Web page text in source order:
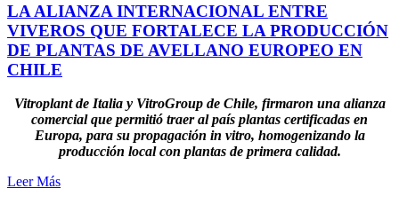
LA ALIANZA INTERNACIONAL ENTRE
VIVEROS QUE FORTALECE LA PRODUCCIÓN
DE PLANTAS DE AVELLANO EUROPEO EN
CHILE
Vitroplant de Italia y VitroGroup de Chile, firmaron una alianza
comercial que permitió traer al país plantas certificadas en
Europa, para su propagación in vitro, homogenizando la
producción local con plantas de primera calidad.
Leer Más